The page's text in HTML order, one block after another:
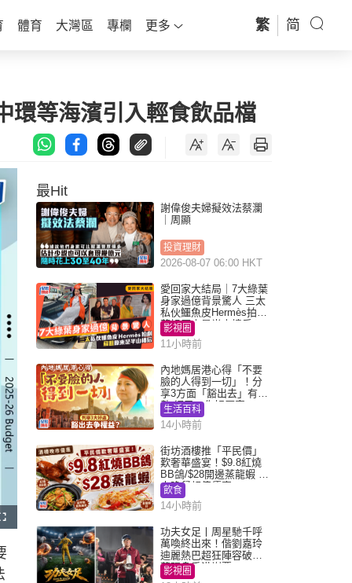
體育 大灣區 專欄 更多 繁 简
環等海濱引入輕食飲品檔
F
u
s
c
r
e
最Hit
謝偉俊夫婦擬效法蔡瀾
｜周顯
投資理財
2026-08-07 06:00 HKT
愛回家大結局｜7大綠葉
身家過億背景驚人 三太
私伙鱷魚皮Hermès拍劇
蘇姐原來是半山樓后
影視圈
11小時前
內地媽居港心得「不要
臉的人得到一切」！分
享3方面「豁出去」有著
數 網民：你好厲害
生活百科
14小時前
街坊酒樓推「平民價」
歎奢華盛宴！$9.8紅燒
BB鴿/$28開邊蒸龍蝦 3
大晚餐超值優惠
飲食
14小時前
功夫女足丨周星馳千呼
萬喚終出來！偕劉嘉玲
迪麗熱巴超狂陣容破天
荒現身香港謝票
影視圈